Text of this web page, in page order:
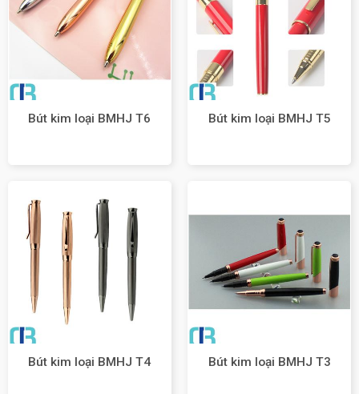
Bút kim loại BMHJ T6 Bút kim loại BMHJ T5
Bút kim loại BMHJ T4 Bút kim loại BMHJ T3